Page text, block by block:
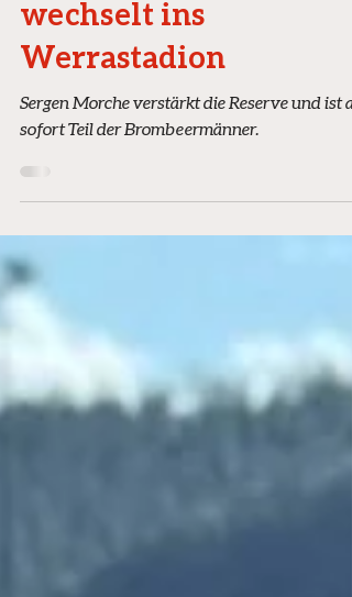
Sergen Morche
Werrastadion
Sergen Morche verstärkt die Reserve und ist
sofort Teil der Brombeermänner.